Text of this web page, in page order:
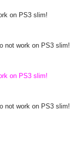
on PS3 slim!
not work on PS3 slim!
on PS3 slim!
not work on PS3 slim!